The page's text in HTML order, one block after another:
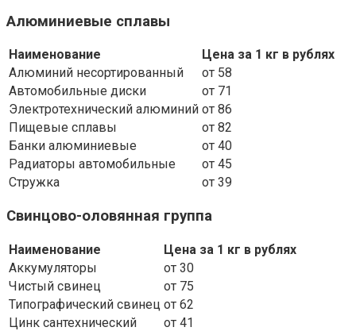
Алюминиевые сплавы
Наименование
Цена за 1 кг в рублях
Алюминий несортированный
от 58
Автомобильные диски
от 71
Электротехнический алюминий от 86
Пищевые сплавы
от 82
Банки алюминиевые
от 40
Радиаторы автомобильные
от 45
Стружка
от 39
Свинцово-оловянная группа
Наименование
Цена за 1 кг в рублях
Аккумуляторы
от 30
Чистый свинец
от 75
Типографический свинец от 62
Цинк сантехнический
от 41